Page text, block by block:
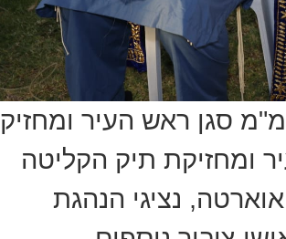
סגן ראש העיר ומחזיק
ומחזיקת תיק הקליטה
נציגי הנהגת